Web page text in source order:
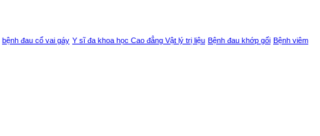
bệnh đau cổ vai gáy Y sĩ đa khoa học Cao đẳng Vật lý trị liệu Bệnh đau khớp gối Bệnh viêm